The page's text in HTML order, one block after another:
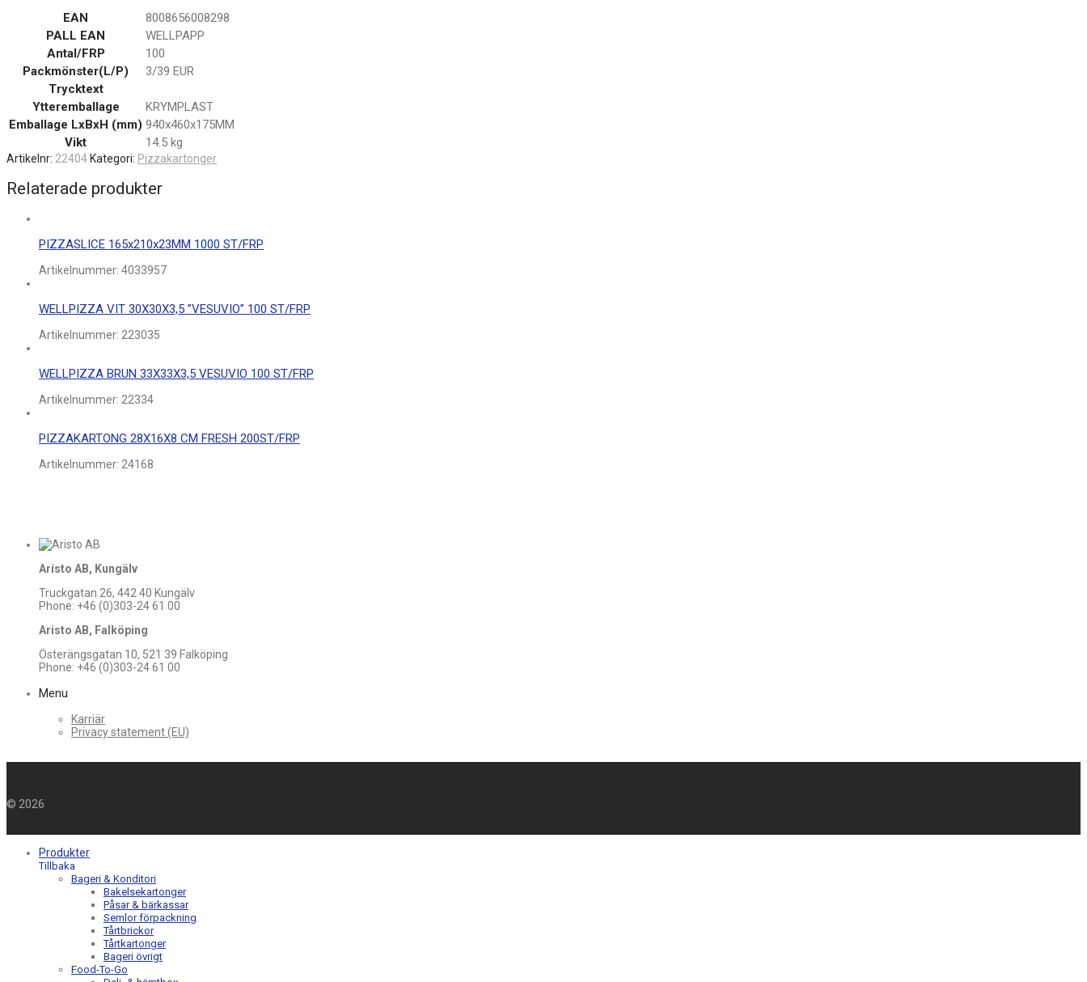
EAN
8008656008298
PALL EAN
WELLPAPP
Antal/FRP
100
Packmönster(L/P)
3/39 EUR
Trycktext
Ytteremballage
KRYMPLAST
Emballage LxBxH (mm) 940x460x175MM
Vikt
14.5 kg
Artikelnr: 22404Kategori: Pizzakartonger
Relaterade produkter
PIZZASLICE 165x210x23MM 1000 ST/FRP
Artikelnummer: 4033957
WELLPIZZA VIT 30X30X3,5 ”VESUVIO” 100 ST/FRP
Artikelnummer: 223035
WELLPIZZA BRUN 33X33X3,5 VESUVIO 100 ST/FRP
Artikelnummer: 22334
PIZZAKARTONG 28X16X8 CM FRESH 200ST/FRP
Artikelnummer: 24168
Aristo AB, Kungälv
Truckgatan 26, 442 40 Kungälv
Phone: +46 (0)303-24 61 00
Aristo AB, Falköping
Österängsgatan 10, 521 39 Falköping
Phone: +46 (0)303-24 61 00
Menu
Karriär
Privacy statement (EU)
© 2026
Produkter
Tillbaka
Bageri & Konditori
Bakelsekartonger
Påsar & bärkassar
Semlor förpackning
Tårtbrickor
Tårtkartonger
Bageri övrigt
Food-To-Go